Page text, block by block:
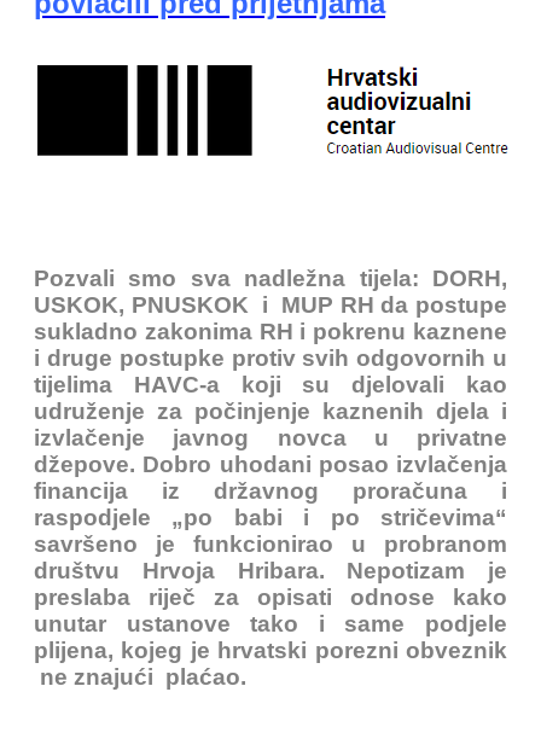
Pozvali smo sva nadležna tijela: DORH,
USKOK, PNUSKOK i MUP RH da postupe
sukladno zakonima RH i pokrenu kaznene
i druge postupke protiv svih odgovornih u
tijelima HAVC-a koji su djelovali kao
udruženje za počinjenje kaznenih djela i
izvlačenje javnog novca u privatne
džepove. Dobro uhodani posao izvlačenja
financija iz državnog proračuna i
raspodjele „po babi i po stričevima“
savršeno je funkcionirao u probranom
društvu Hrvoja Hribara. Nepotizam je
preslaba riječ za opisati odnose kako
unutar ustanove tako i same podjele
plijena, kojeg je hrvatski porezni obveznik
ne znajući plaćao.